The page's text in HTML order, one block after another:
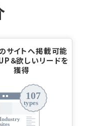
サイトへ掲載可能
＆欲しいリードを
獲得